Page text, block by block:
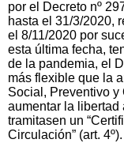
por el Decreto nº
hasta el 31/3/2020,
el 8/11/2020 por
esta última fecha,
de la pandemia, el
más flexible que la
Social, Preventivo y
aumentar la libertad
tramitasen un
Circulación” (art. 4º).